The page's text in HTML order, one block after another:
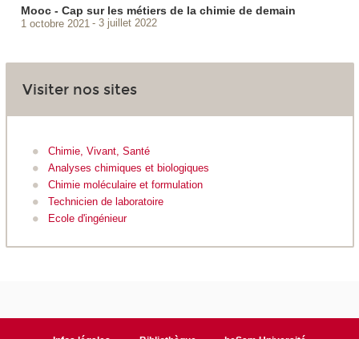
Mooc - Cap sur les métiers de la chimie de demain
1 octobre 2021 3 juillet 2022
Visiter nos sites
Chimie, Vivant, Santé
Analyses chimiques et biologiques
Chimie moléculaire et formulation
Technicien de laboratoire
Ecole d'ingénieur